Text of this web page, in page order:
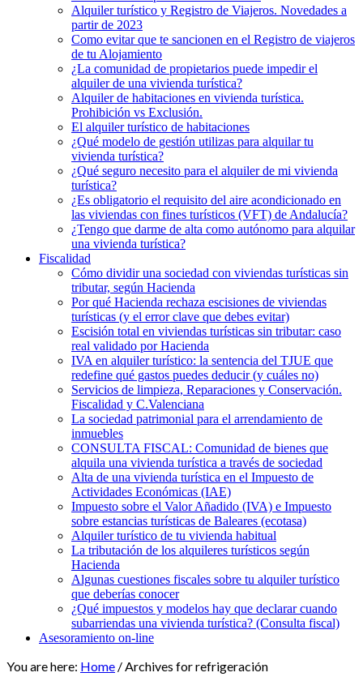
Alquiler turístico y Registro de Viajeros. Novedades a
partir de 2023
Como evitar que te sancionen en el Registro de viajeros
de tu Alojamiento
¿La comunidad de propietarios puede impedir el
alquiler de una vivienda turística?
Alquiler de habitaciones en vivienda turística.
Prohibición vs Exclusión.
El alquiler turístico de habitaciones
¿Qué modelo de gestión utilizas para alquilar tu
vivienda turística?
¿Qué seguro necesito para el alquiler de mi vivienda
turística?
¿Es obligatorio el requisito del aire acondicionado en
las viviendas con fines turísticos (VFT) de Andalucía?
¿Tengo que darme de alta como autónomo para alquilar
una vivienda turística?
Fiscalidad
Cómo dividir una sociedad con viviendas turísticas sin
tributar, según Hacienda
Por qué Hacienda rechaza escisiones de viviendas
turísticas (y el error clave que debes evitar)
Escisión total en viviendas turísticas sin tributar: caso
real validado por Hacienda
IVA en alquiler turístico: la sentencia del TJUE que
redefine qué gastos puedes deducir (y cuáles no)
Servicios de limpieza, Reparaciones y Conservación.
Fiscalidad y C.Valenciana
La sociedad patrimonial para el arrendamiento de
inmuebles
CONSULTA FISCAL: Comunidad de bienes que
alquila una vivienda turística a través de sociedad
Alta de una vivienda turística en el Impuesto de
Actividades Económicas (IAE)
Impuesto sobre el Valor Añadido (IVA) e Impuesto
sobre estancias turísticas de Baleares (ecotasa)
Alquiler turístico de tu vivienda habitual
La tributación de los alquileres turísticos según
Hacienda
Algunas cuestiones fiscales sobre tu alquiler turístico
que deberías conocer
¿Qué impuestos y modelos hay que declarar cuando
subarriendas una vivienda turística? (Consulta fiscal)
Asesoramiento on-line
You are here: Home /Archives for refrigeración